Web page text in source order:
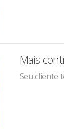
Mais
Seu cliente